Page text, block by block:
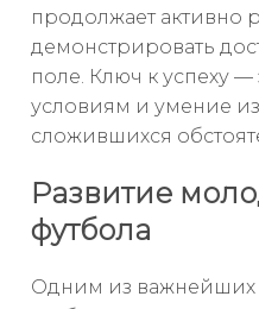
продолжает активно
демонстрировать
поле. Ключ к успеху —
условиям и умение
сложившихся
Развитие
футбола
Одним из важнейших